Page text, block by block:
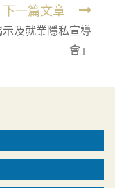
下一篇文章
及就業隱私宣導
會」